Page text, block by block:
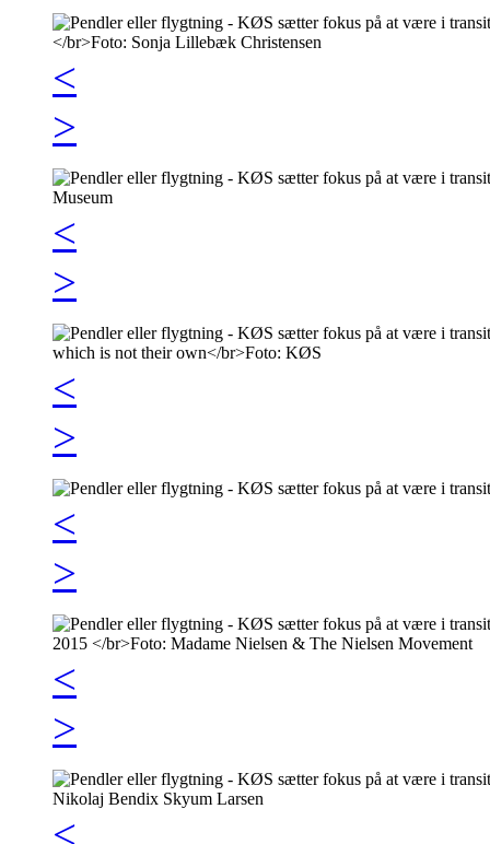
<
>
<
>
<
>
<
>
<
>
<